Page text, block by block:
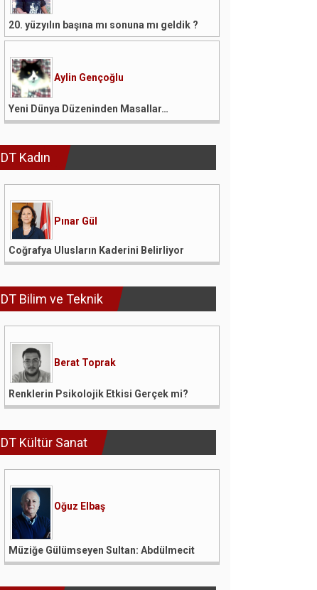
20. yüzyılın başına mı sonuna mı geldik ?
Aylin Gençoğlu
Yeni Dünya Düzeninden Masallar…
DT Kadın
Pınar Gül
Coğrafya Ulusların Kaderini Belirliyor
DT Bilim ve Teknik
Berat Toprak
Renklerin Psikolojik Etkisi Gerçek mi?
DT Kültür Sanat
Oğuz Elbaş
Müziğe Gülümseyen Sultan: Abdülmecit